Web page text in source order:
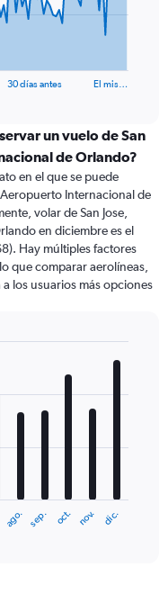
30 días antes El mis…
un vuelo de San
de Orlando?
en el que se puede
Internacional de
volar de San Jose,
en diciembre es el
Hay múltiples factores
que comparar aerolíneas,
los usuarios más opciones
ago. sep. oct. nov. dic.